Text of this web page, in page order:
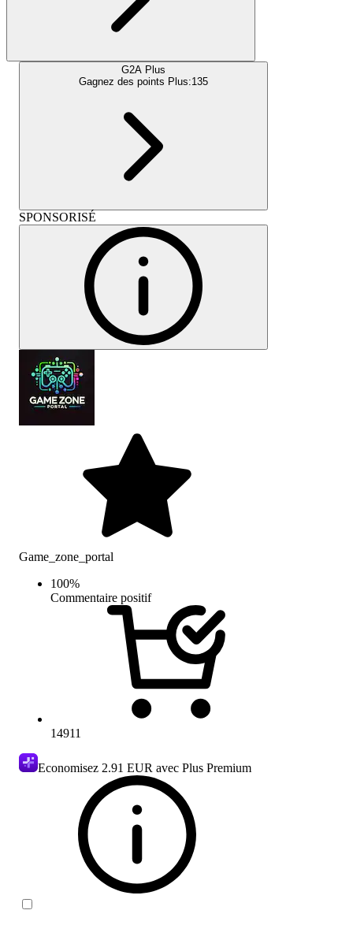
G2A Plus
Gagnez des points Plus:135
SPONSORISÉ
Game_zone_portal
100%
Commentaire positif
14911
Economisez 2.91 EUR avec Plus Premium